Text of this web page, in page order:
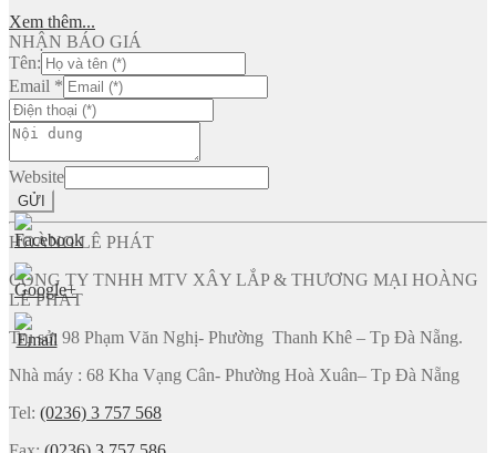
Xem thêm...
NHẬN BÁO GIÁ
Tên:
Email *
Website
GỬI
HOÀNG LÊ PHÁT
CÔNG TY TNHH MTV XÂY LẮP & THƯƠNG MẠI HOÀNG
LÊ PHÁT
Trụ sở: 98 Phạm Văn Nghị- Phường Thanh Khê – Tp Đà Nẵng.
Nhà máy : 68 Kha Vạng Cân- Phường Hoà Xuân– Tp Đà Nẵng
Tel: (0236) 3 757 568